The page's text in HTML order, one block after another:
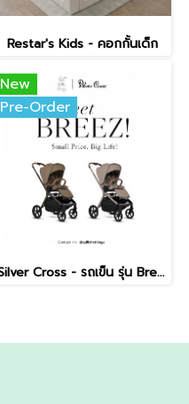
Restar's Kids - คอกกั้นเด็ก
New
Pre-Order
Silver Cross - รถเข็น รุ่น Breez Pushchair